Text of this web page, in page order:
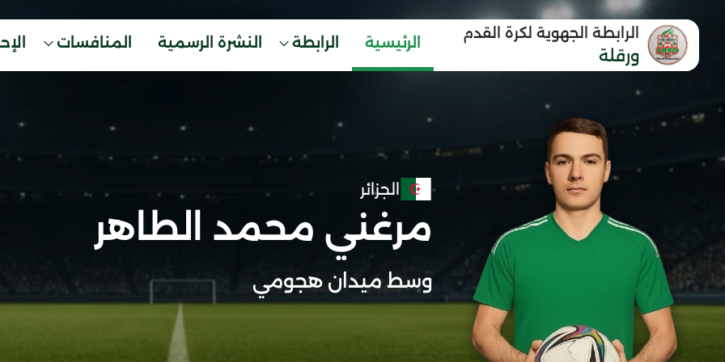
الرابطة الجهوية لكرة القدم
ورقلة
الرئيسية الرابطة النشرة الرسمية المنافسات
الجزائر
مرغني محمد الطاهر
وسط ميدان هجومي